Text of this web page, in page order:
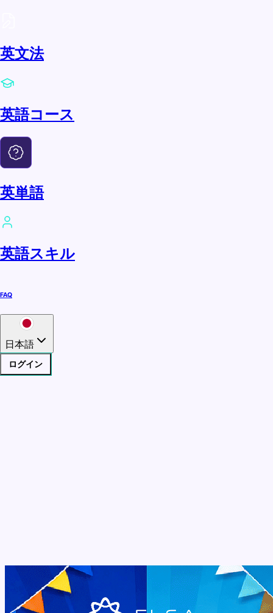
英文法
英語コース
英単語
英語スキル
FAQ
日本語
ログイン